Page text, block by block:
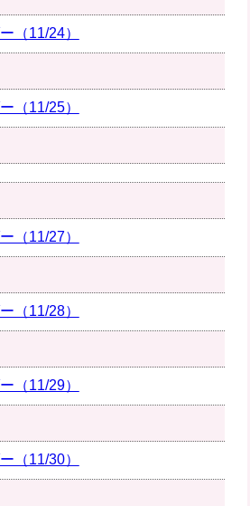
（11/24）
（11/25）
（11/27）
（11/28）
（11/29）
（11/30）